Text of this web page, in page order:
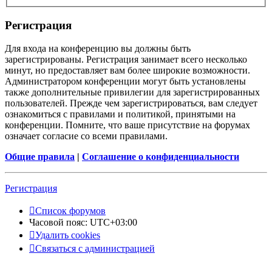
Регистрация
Для входа на конференцию вы должны быть
зарегистрированы. Регистрация занимает всего несколько
минут, но предоставляет вам более широкие возможности.
Администратором конференции могут быть установлены
также дополнительные привилегии для зарегистрированных
пользователей. Прежде чем зарегистрироваться, вам следует
ознакомиться с правилами и политикой, принятыми на
конференции. Помните, что ваше присутствие на форумах
означает согласие со всеми правилами.
Общие правила | Соглашение о конфиденциальности
Регистрация
Список форумов
Часовой пояс: UTC+03:00
Удалить cookies
Связаться с администрацией